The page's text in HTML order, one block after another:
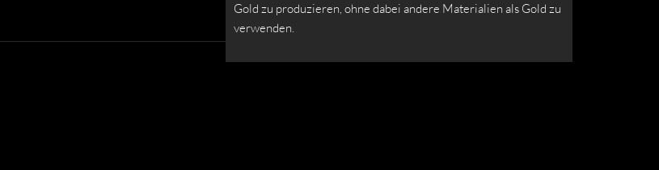
Gold zu produzieren, ohne dabei andere Materialien als Gold zu
verwenden.